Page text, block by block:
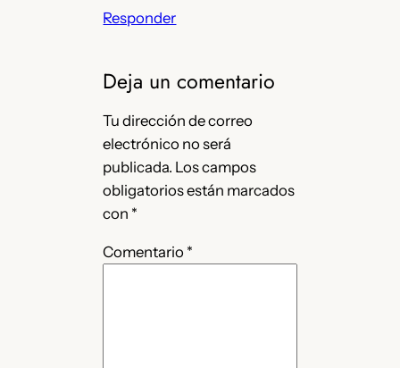
Responder
Deja un comentario
Tu dirección de correo
electrónico no será
publicada. Los campos
obligatorios están marcados
con *
Comentario *